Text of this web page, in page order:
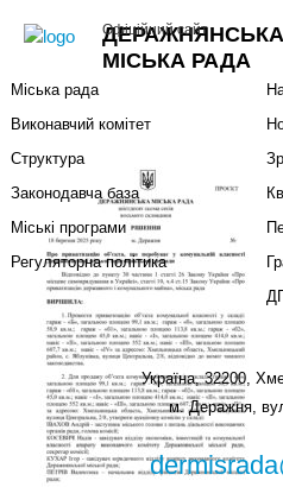
ДЕРАЖНЯНСЬКА
МІСЬКА РАДА
Офіційний сайт+ Створити
Міський голова
Міська рада
Виконавчий комітет
Структура
Законодавча база
Міські програми
Регуляторна політика
Україна, 32200,
м. Деражня,